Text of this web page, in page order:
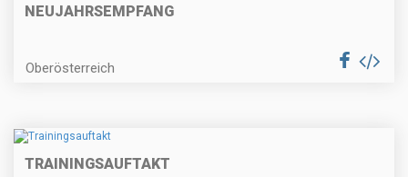
NEUJAHRSEMPFANG
Oberösterreich
TRAININGSAUFTAKT